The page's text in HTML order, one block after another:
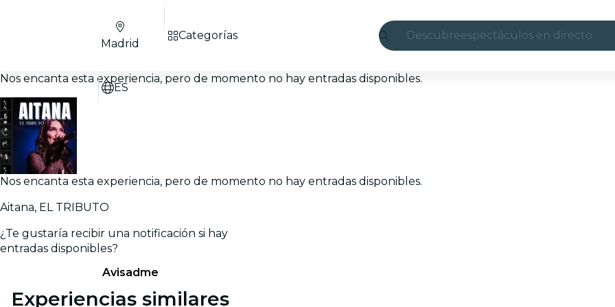
Descubreespectáculos en directo
Madrid
ES
Categorías
Nos encanta esta experiencia, pero de momento no hay entradas disponibles.
Nos encanta esta experiencia, pero de momento no hay entradas disponibles.
Aitana, EL TRIBUTO
¿Te gustaría recibir una notificación si hay
entradas disponibles?
Avisadme
Experiencias similares